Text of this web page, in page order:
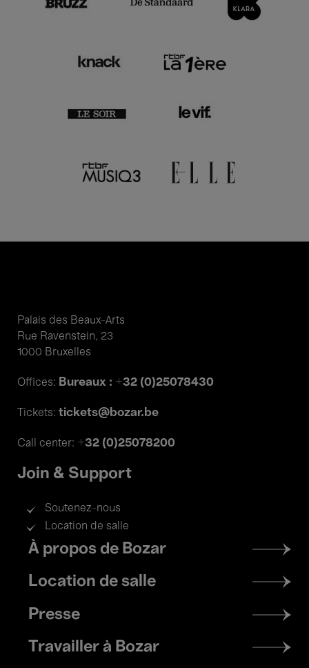
Palais des Beaux-Arts
Rue Ravenstein, 23
1000 Bruxelles
Offices: Bureaux : +32 (0)25078430
Tickets: tickets@bozar.be
Call center: +32 (0)25078200
Join & Support
Soutenez-nous
Location de salle
Footer
menu
À propos de Bozar
Location de salle
Presse
Travailler à Bozar